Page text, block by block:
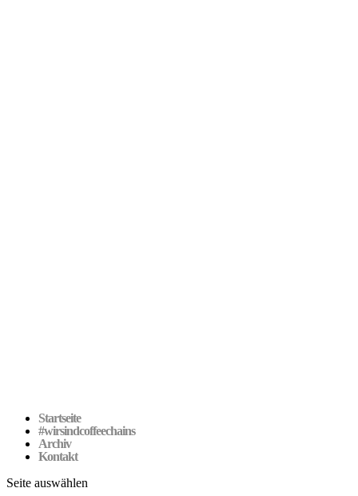
Startseite
#wirsindcoffeechains
Archiv
Kontakt
Seite auswählen